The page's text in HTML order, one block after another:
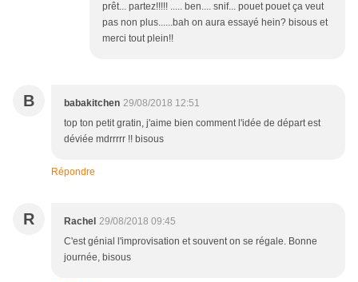
prêt... partez!!!!! ..... ben.... snif... pouet pouet ça veut
pas non plus......bah on aura essayé hein? bisous et
merci tout plein!!
B babakitchen 29/08/2018 12:51
top ton petit gratin, j'aime bien comment l'idée de départ est
déviée mdrrrrr !! bisous
Répondre
R Rachel 29/08/2018 09:45
C'est génial l'improvisation et souvent on se régale. Bonne
journée, bisous